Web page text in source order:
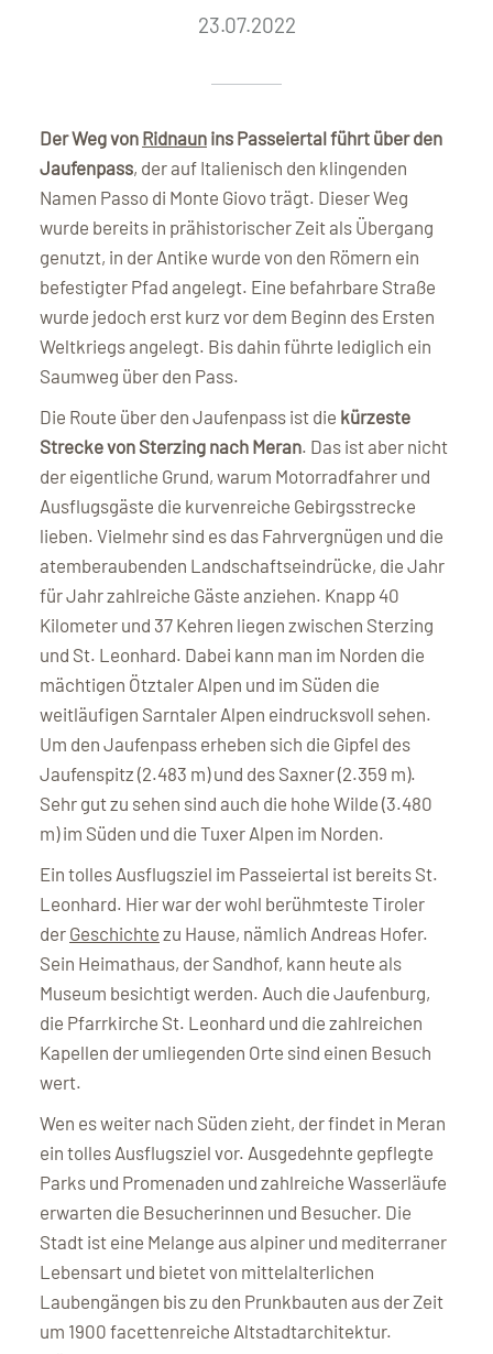
23.07.2022
Der Weg von Ridnaun ins Passeiertal führt über den
Jaufenpass, der auf Italienisch den klingenden
Namen Passo di Monte Giovo trägt. Dieser Weg
wurde bereits in prähistorischer Zeit als Übergang
genutzt, in der Antike wurde von den Römern ein
befestigter Pfad angelegt. Eine befahrbare Straße
wurde jedoch erst kurz vor dem Beginn des Ersten
Weltkriegs angelegt. Bis dahin führte lediglich ein
Saumweg über den Pass.
Die Route über den Jaufenpass ist die kürzeste
Strecke von Sterzing nach Meran. Das ist aber nicht
der eigentliche Grund, warum Motorradfahrer und
Ausflugsgäste die kurvenreiche Gebirgsstrecke
lieben. Vielmehr sind es das Fahrvergnügen und die
atemberaubenden Landschaftseindrücke, die Jahr
für Jahr zahlreiche Gäste anziehen. Knapp 40
Kilometer und 37 Kehren liegen zwischen Sterzing
und St. Leonhard. Dabei kann man im Norden die
mächtigen Ötztaler Alpen und im Süden die
weitläufigen Sarntaler Alpen eindrucksvoll sehen.
Um den Jaufenpass erheben sich die Gipfel des
Jaufenspitz (2.483 m) und des Saxner (2.359 m).
Sehr gut zu sehen sind auch die hohe Wilde (3.480
m) im Süden und die Tuxer Alpen im Norden.
Ein tolles Ausflugsziel im Passeiertal ist bereits St.
Leonhard. Hier war der wohl berühmteste Tiroler
der Geschichte zu Hause, nämlich Andreas Hofer.
Sein Heimathaus, der Sandhof, kann heute als
Museum besichtigt werden. Auch die Jaufenburg,
die Pfarrkirche St. Leonhard und die zahlreichen
Kapellen der umliegenden Orte sind einen Besuch
wert.
Wen es weiter nach Süden zieht, der findet in Meran
ein tolles Ausflugsziel vor. Ausgedehnte gepflegte
Parks und Promenaden und zahlreiche Wasserläufe
erwarten die Besucherinnen und Besucher. Die
Stadt ist eine Melange aus alpiner und mediterraner
Lebensart und bietet von mittelalterlichen
Laubengängen bis zu den Prunkbauten aus der Zeit
um 1900 facettenreiche Altstadtarchitektur.